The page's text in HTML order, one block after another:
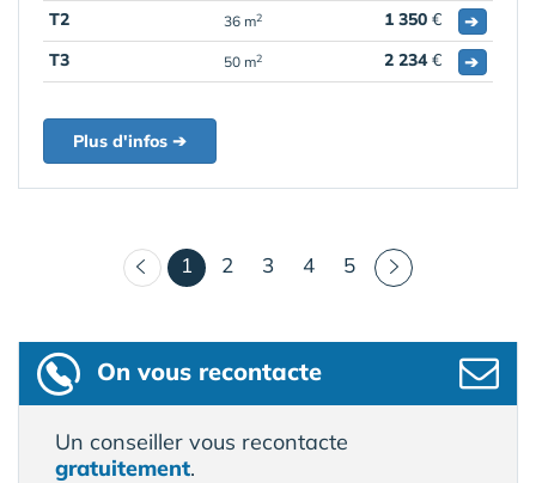
T2
36 m2 1 350 €
➔
T3
50 m2 2 234€ ➔
Plus d'infos ➔
1 (courant)
2 3 4 5
On vous recontacte
Un conseiller vous recontacte
gratuitement.